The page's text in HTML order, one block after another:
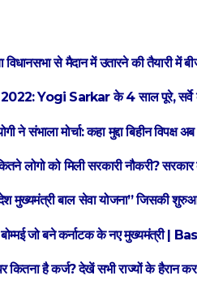
से मैदान में उतारने की तैयारी में
Yogi Sarkar के 4 साल पूरे, सर्वे के
ने संभाला मोर्चा: कहा मुद्दा बिहीन विपक्ष
लोगो को मिली सरकारी नौकरी? सरकार
प्रदेश मुख्यमंत्री बाल सेवा योजना”
बोम्मई जो बने कर्नाटक के नए
कितना है कर्ज? देखें सभी राज्यों के हैरान